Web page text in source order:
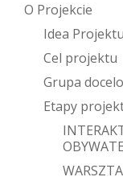
O Projekcie
Idea Projektu
Cel projektu
Grupa
Etapy